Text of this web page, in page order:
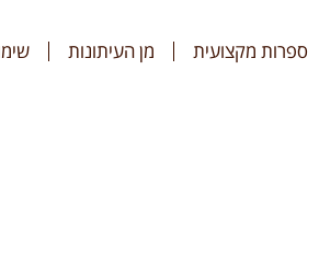
ספרות מקצועית מן העיתונות